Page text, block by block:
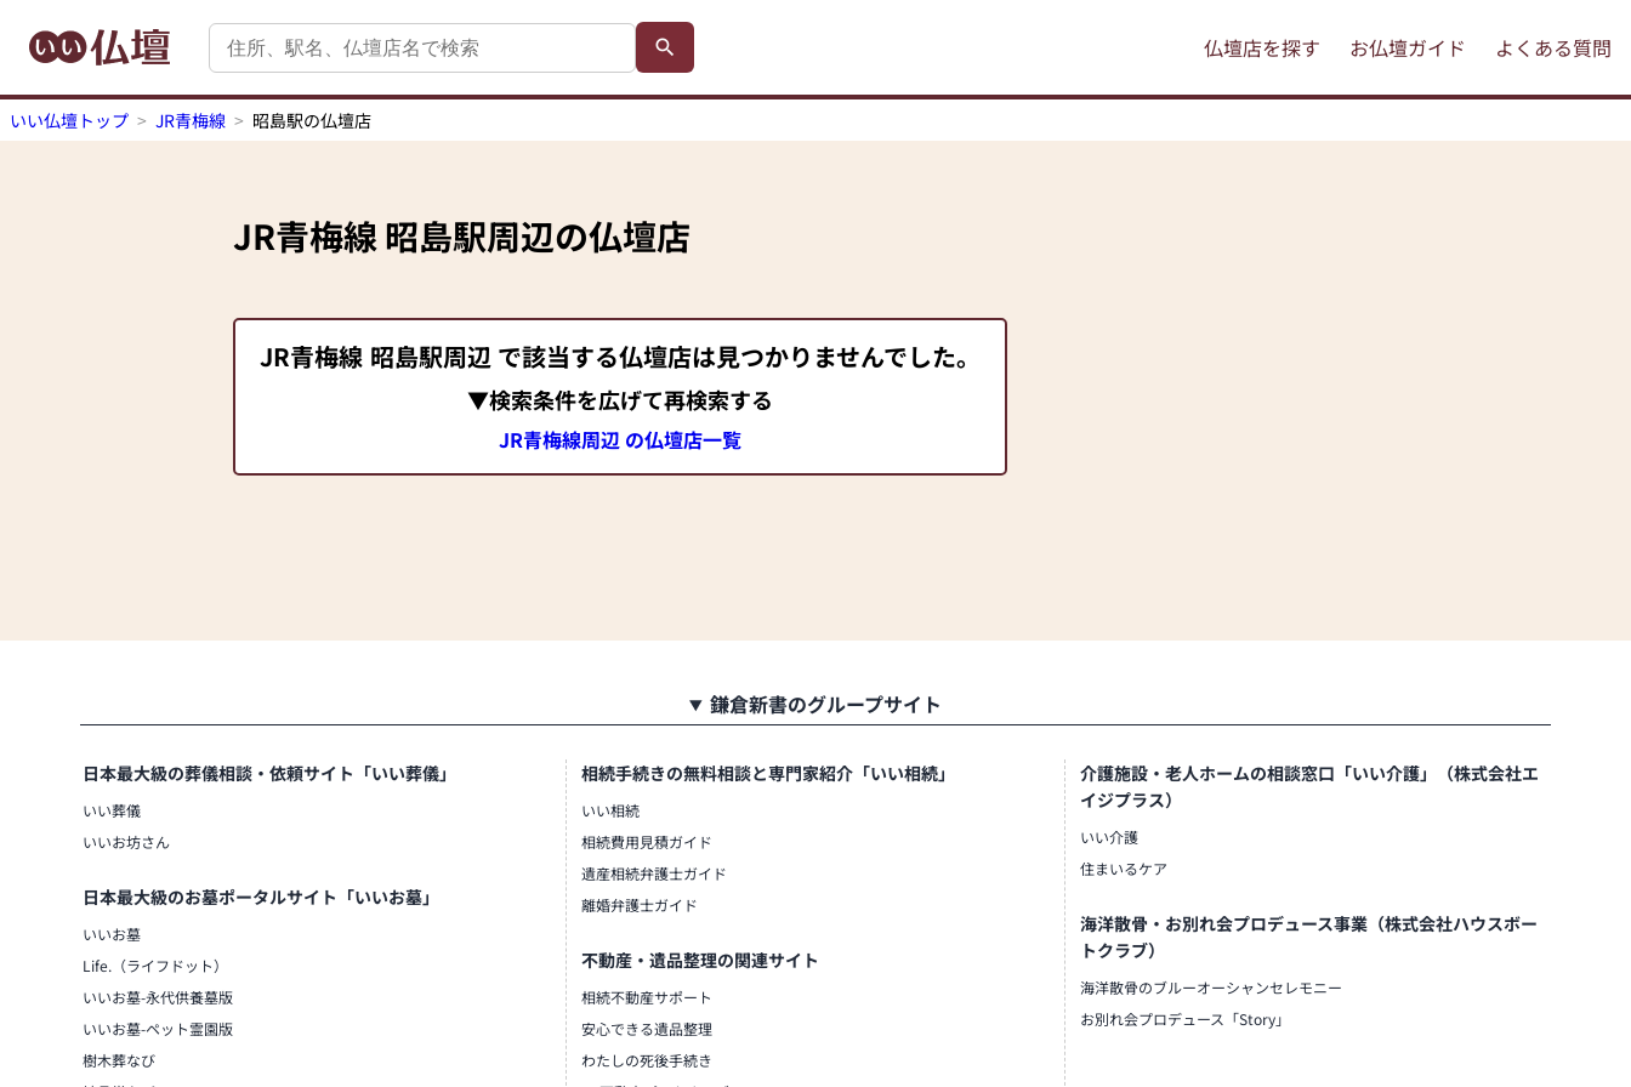
仏壇店を探す お仏壇ガイド よくある質問
いい仏壇トップ JR青梅線 昭島駅の仏壇店
JR青梅線昭島駅周辺の仏壇店
JR青梅線 昭島駅周辺 で該当する仏壇店は見つかりませんでした。
▼検索条件を広げて再検索する
JR青梅線周辺 の仏壇店一覧
鎌倉新書のグループサイト
日本最大級の葬儀相談・依頼サイト「いい葬儀」
いい葬儀
いいお坊さん
日本最大級のお墓ポータルサイト「いいお墓」
いいお墓
Life.（ライフドット）
いいお墓-永代供養墓版
いいお墓-ペット霊園版
樹木葬なび
相続手続きの無料相談と専門家紹介「いい相続」
いい相続
相続費用見積ガイド
遺産相続弁護士ガイド
離婚弁護士ガイド
不動産・遺品整理の関連サイト
相続不動産サポート
安心できる遺品整理
わたしの死後手続き
介護施設・老人ホームの相談窓口「いい介護」（株式会社エ
イジプラス）
いい介護
住まいるケア
海洋散骨・お別れ会プロデュース事業（株式会社ハウスボー
トクラブ）
海洋散骨のブルーオーシャンセレモニー
お別れ会プロデュース「Story」